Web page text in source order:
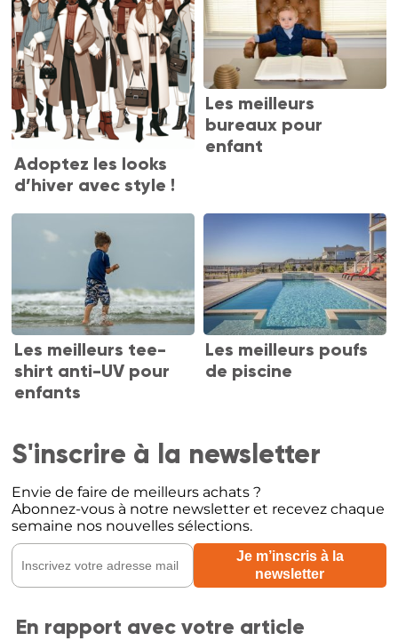
Adoptez les looks
d’hiver avec style !
Les meilleurs
bureaux pour
enfant
Les meilleurs tee-
shirt anti-UV pour
enfants
Les meilleurs poufs
de piscine
S'inscrire à la newsletter
Envie de faire de meilleurs achats ?
Abonnez-vous à notre newsletter et recevez chaque
semaine nos nouvelles sélections.
En rapport avec votre article